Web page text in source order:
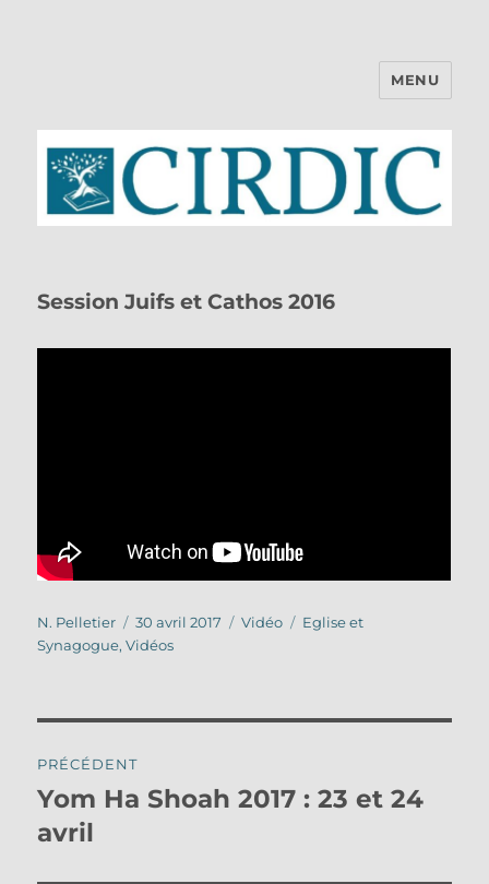
MENU
Session Juifs et Cathos 2016
Auteur
N. Pelletier
Publié
le
30 avril 2017 Format
Vidéo Catégories
Eglise et
Synagogue,Vidéos
de
l’article
PRÉCÉDENT
Publication
précédente :
Yom Ha Shoah 2017 : 23 et 24
avril